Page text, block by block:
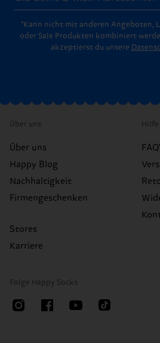
*Kann nicht mit anderen Angeboten,
oder Sale Produkten kombiniert
akzeptierst du unsere
Über uns
Über uns
Happy Blog
Nachhaltigkeit
Firmengeschenken
Stores
Karriere
Hilfe
Folge Happy Socks